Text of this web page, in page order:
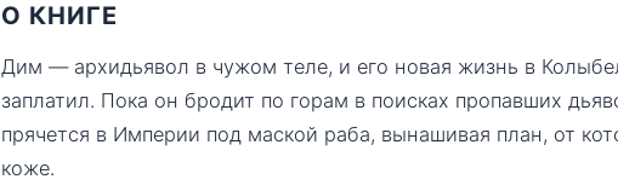
О КНИГЕ
Дим — архидьявол в чужом теле, и его новая жизнь в
заплатил. Пока он бродит по горам в поисках пропавших
прячется в Империи под маской раба, вынашивая план, от
коже.